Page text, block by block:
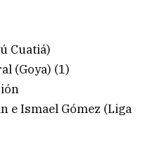
Cuatiá)
(Goya) (1)
e Ismael Gómez (Liga